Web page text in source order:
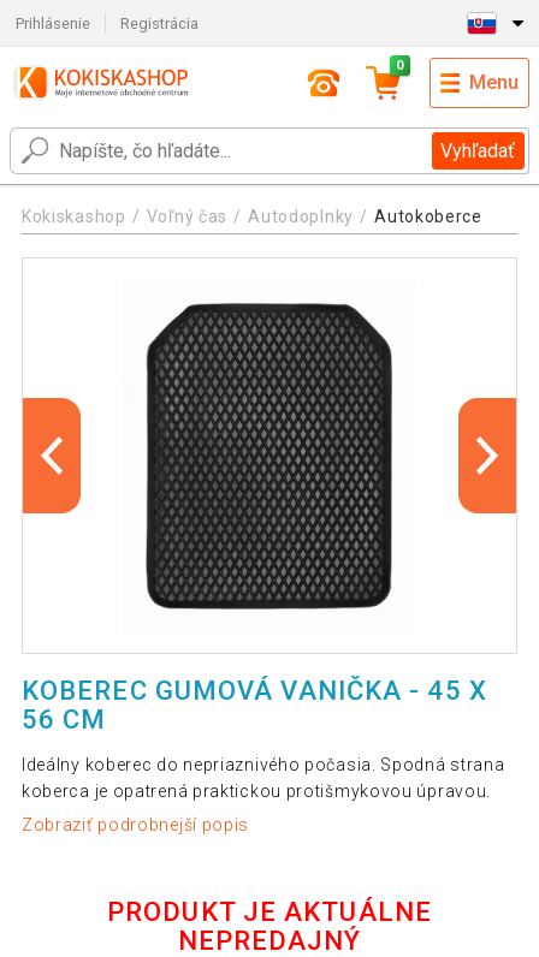
Prihlásenie Registrácia
Vyhľadať
0
Menu
Kokiskashop Voľný čas Autodoplnky Autokoberce
KOBEREC GUMOVÁ VANIČKA - 45 X
56 CM
Ideálny koberec do nepriaznivého počasia. Spodná strana
koberca je opatrená praktickou protišmykovou úpravou.
Zobraziť podrobnejší popis
PRODUKT JE AKTUÁLNE
NEPREDAJNÝ